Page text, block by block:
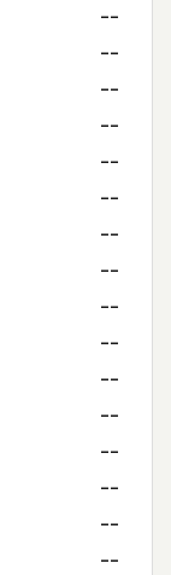
--
--
--
--
--
--
--
--
--
--
--
--
--
--
--
--